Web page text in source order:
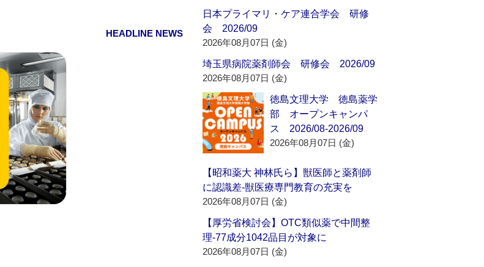
HEADLINE NEWS
日本プライマリ・ケア連合学会 研修
会 2026/09
2026年08月07日 (金)
埼玉県病院薬剤師会 研修会 2026/09
2026年08月07日 (金)
徳島文理大学 徳島薬学
部 オープンキャンパ
ス 2026/08-2026/09
2026年08月07日 (金)
【昭和薬大 神林氏ら】獣医師と薬剤師
に認識差‐獣医療専門教育の充実を
2026年08月07日 (金)
【厚労省検討会】OTC類似薬で中間整
理‐77成分1042品目が対象に
2026年08月07日 (金)